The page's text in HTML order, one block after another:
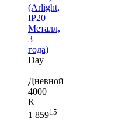
(Arlight,
IP20
Металл,
3
года)
Day
|
Дневной
4000
K
1 85915